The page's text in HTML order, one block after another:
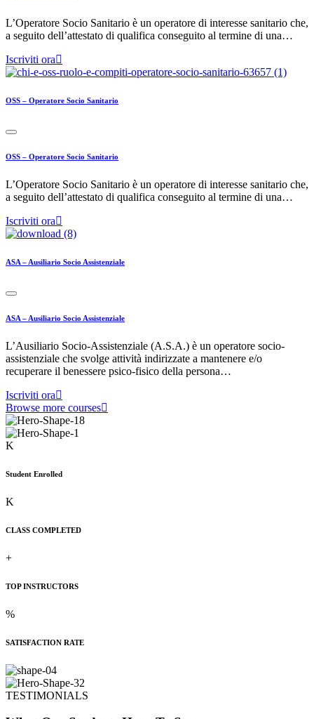
L’Operatore Socio Sanitario è un operatore di interesse sanitario che,
a seguito dell’attestato di qualifica conseguito al termine di una…
Iscriviti ora
OSS – Operatore Socio Sanitario
OSS – Operatore Socio Sanitario
L’Operatore Socio Sanitario è un operatore di interesse sanitario che,
a seguito dell’attestato di qualifica conseguito al termine di una…
Iscriviti ora
ASA – Ausiliario Socio Assistenziale
ASA – Ausiliario Socio Assistenziale
L’Ausiliario Socio-Assistenziale (A.S.A.) è un operatore socio-
assistenziale che svolge attività indirizzate a mantenere e/o
recuperare il benessere psico-fisico della persona…
Iscriviti ora
Browse more courses
K
Student Enrolled
K
CLASS COMPLETED
+
TOP INSTRUCTORS
%
SATISFACTION RATE
TESTIMONIALS